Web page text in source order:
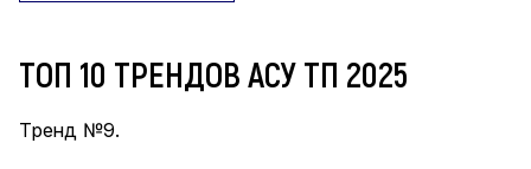
ТОП 10 ТРЕНДОВ АСУ ТП 2025
Тренд №9.